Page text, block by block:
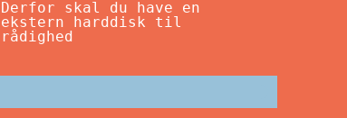
Derfor skal du have en
ekstern harddisk til
rådighed